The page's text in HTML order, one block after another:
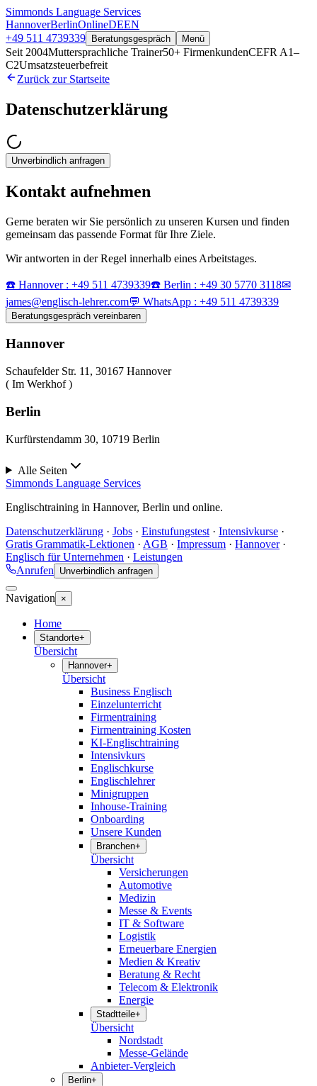
Simmonds Language Services
HannoverBerlinOnlineDEEN
+49 511 4739339
Beratungsgespräch Menü
Seit 2004Muttersprachliche Trainer50+ FirmenkundenCEFR A1–
C2Umsatzsteuerbefreit
Zurück zur Startseite
Datenschutzerklärung
Unverbindlich anfragen
Kontakt aufnehmen
Gerne beraten wir Sie persönlich zu unseren Kursen und finden
gemeinsam das passende Format für Ihre Ziele.
Wir antworten in der Regel innerhalb eines Arbeitstages.
☎️ Hannover : +49 511 4739339☎️ Berlin : +49 30 5770 3118✉
james@englisch-lehrer.com💬 WhatsApp : +49 511 4739339
Beratungsgespräch vereinbaren
Hannover
Schaufelder Str. 11, 30167 Hannover
( Im Werkhof )
Berlin
Kurfürstendamm 30, 10719 Berlin
Alle Seiten
Simmonds Language Services
Englischtraining in Hannover, Berlin und online.
Datenschutzerklärung · Jobs · Einstufungstest · Intensivkurse ·
Gratis Grammatik-Lektionen · AGB · Impressum · Hannover·
Englisch für Unternehmen · Leistungen
Anrufen
Unverbindlich anfragen
Navigation ×
Home
Standorte+
Übersicht
Hannover+
Übersicht
Business Englisch
Einzelunterricht
Firmentraining
Firmentraining Kosten
KI-Englischtraining
Intensivkurs
Englischkurse
Englischlehrer
Minigruppen
Inhouse-Training
Onboarding
Unsere Kunden
Branchen+
Übersicht
Versicherungen
Automotive
Medizin
Messe & Events
IT & Software
Logistik
Erneuerbare Energien
Medien & Kreativ
Beratung & Recht
Telecom & Elektronik
Energie
Stadtteile+
Übersicht
Nordstadt
Messe-Gelände
Anbieter-Vergleich
Berlin+